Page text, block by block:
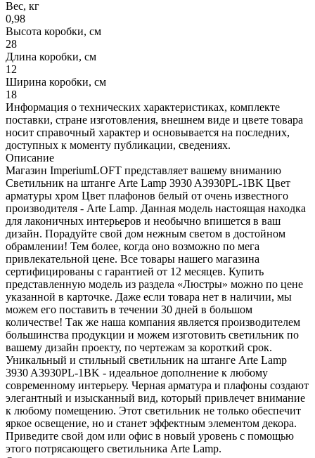
Вес, кг
0,98
Высота коробки, см
28
Длина коробки, см
12
Ширина коробки, см
18
Информация о технических характеристиках, комплекте
поставки, стране изготовления, внешнем виде и цвете товара
носит справочный характер и основывается на последних,
доступных к моменту публикации, сведениях.
Описание
Магазин ImperiumLOFT представляет вашему вниманию
Светильник на штанге Arte Lamp 3930 A3930PL-1BK Цвет
арматуры хром Цвет плафонов белый от очень известного
производителя - Arte Lamp. Данная модель настоящая находка
для лаконичных интерьеров и необычно впишется в ваш
дизайн. Порадуйте свой дом нежным светом в достойном
обрамлении! Тем более, когда оно возможно по мега
привлекательной цене. Все товары нашего магазина
сертифицированы с гарантией от 12 месяцев. Купить
представленную модель из раздела «Люстры» можно по цене
указанной в карточке. Даже если товара нет в наличии, мы
можем его поставить в течении 30 дней в большом
количестве! Так же наша компания является производителем
большинства продукции и можем изготовить светильник по
вашему дизайн проекту, по чертежам за короткий срок.
Уникальный и стильный светильник на штанге Arte Lamp
3930 A3930PL-1BK - идеальное дополнение к любому
современному интерьеру. Черная арматура и плафоны создают
элегантный и изысканный вид, который привлечет внимание
к любому помещению. Этот светильник не только обеспечит
яркое освещение, но и станет эффектным элементом декора.
Приведите свой дом или офис в новый уровень с помощью
этого потрясающего светильника Arte Lamp.